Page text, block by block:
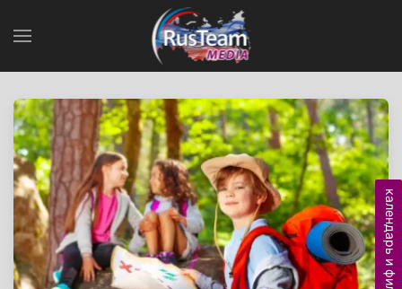
календарь и фильтр